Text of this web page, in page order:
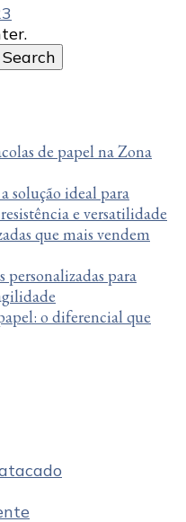
de papel na Zona
solução ideal para
e versatilidade
que mais vendem
para
o diferencial que